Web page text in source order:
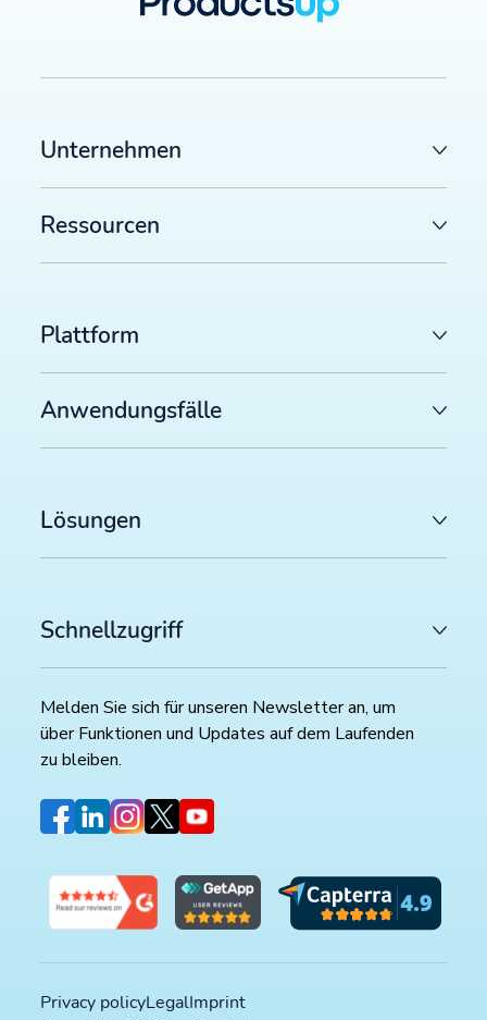
Unternehmen
Ressourcen
Plattform
Anwendungsfälle
Lösungen
Schnellzugriff
Melden Sie sich für unseren Newsletter an, um
über Funktionen und Updates auf dem Laufenden
zu bleiben.
Privacy policyLegalImprint